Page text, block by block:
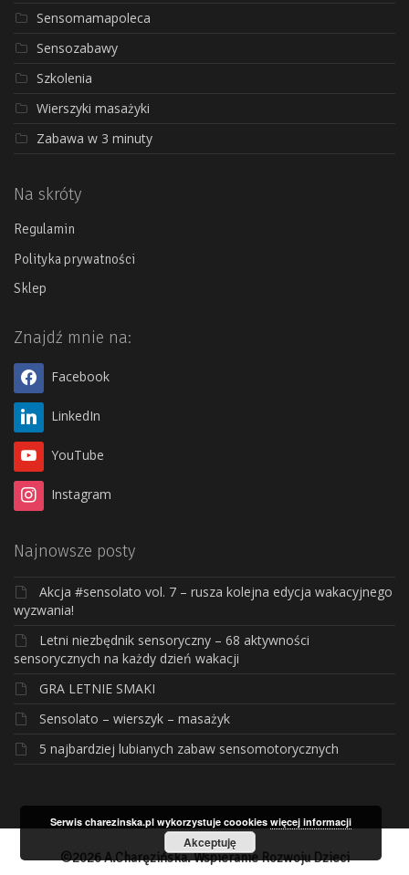
Sensomamapoleca
Sensozabawy
Szkolenia
Wierszyki masażyki
Zabawa w 3 minuty
Na skróty
Regulamin
Polityka prywatności
Sklep
Znajdź mnie na:
Facebook
LinkedIn
YouTube
Instagram
Najnowsze posty
Akcja #sensolato vol. 7 – rusza kolejna edycja wakacyjnego
wyzwania!
Letni niezbędnik sensoryczny – 68 aktywności
sensorycznych na każdy dzień wakacji
GRA LETNIE SMAKI
Sensolato – wierszyk – masażyk
5 najbardziej lubianych zabaw sensomotorycznych
©2026 A.Charęzińska. Wspieranie Rozwoju Dzieci
Serwis charezinska.pl wykorzystuje coookieswięcej informacji
Akceptuję